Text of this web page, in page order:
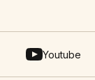
Youtube